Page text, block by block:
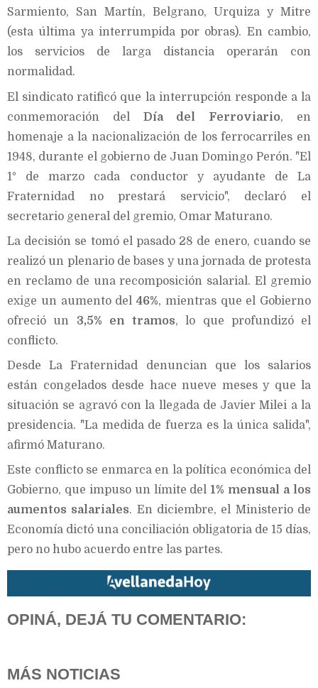
Sarmiento, San Martín, Belgrano, Urquiza y Mitre
(esta última ya interrumpida por obras). En cambio,
los servicios de larga distancia operarán con
normalidad.
El sindicato ratificó que la interrupción responde a la
conmemoración del Día del Ferroviario, en
homenaje a la nacionalización de los ferrocarriles en
1948, durante el gobierno de Juan Domingo Perón. "El
1° de marzo cada conductor y ayudante de La
Fraternidad no prestará servicio", declaró el
secretario general del gremio, Omar Maturano.
La decisión se tomó el pasado 28 de enero, cuando se
realizó un plenario de bases y una jornada de protesta
en reclamo de una recomposición salarial. El gremio
exige un aumento del46%, mientras que el Gobierno
ofreció un 3,5% en tramos, lo que profundizó el
conflicto.
Desde La Fraternidad denuncian que los salarios
están congelados desde hace nueve meses y que la
situación se agravó con la llegada de Javier Milei a la
presidencia. "La medida de fuerza es la única salida",
afirmó Maturano.
Este conflicto se enmarca en la política económica del
Gobierno, que impuso un límite del 1% mensual a los
aumentos salariales. En diciembre, el Ministerio de
Economía dictó una conciliación obligatoria de 15 días,
pero no hubo acuerdo entre las partes.
OPINÁ, DEJÁ TU COMENTARIO:
MÁS NOTICIAS